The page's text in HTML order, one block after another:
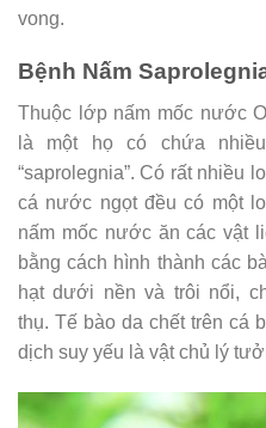
vong.
Bệnh Nấm
Thuộc lớp nấm mốc nước
là một họ có chứa
“saprolegnia”. Có rất nhiều
cá nước ngọt đều có một
nấm mốc nước ăn các vật
bằng cách hình thành các
hạt dưới nền và trôi nổi,
thụ. Tế bào da chết trên cá
dịch suy yếu là vật chủ lý